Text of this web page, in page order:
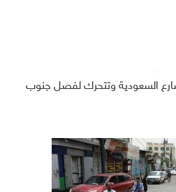
السعودية وتتحرك لفصل جنوب